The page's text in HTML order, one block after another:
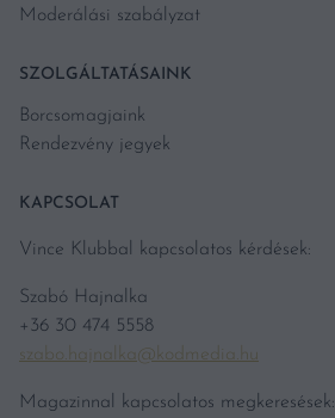
Moderálási szabályzat
SZOLGÁLTATÁSAINK
Borcsomagjaink
Rendezvény jegyek
KAPCSOLAT
Vince Klubbal kapcsolatos kérdések:
Szabó Hajnalka
+36 30 474 5558
szabo.hajnalka@kodmedia.hu
Magazinnal kapcsolatos megkeresések: